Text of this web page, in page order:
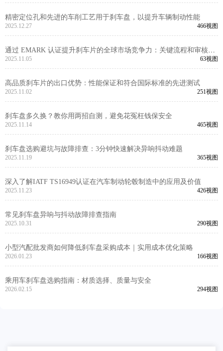
精密定位孔和先进的车削工艺用于刹车盘，以提升车辆制动性能
2025.12.27 466视图
通过 EMARK 认证提升刹车片的全球市场竞争力：关键流程和审核洞
察
2025.11.05 63视图
高品质刹车片的出口优势：性能保证和符合国际标准的先进测试
2025.11.02 251视图
刹车盘多久换？教你用两招自测，避免花冤枉钱保安全
2025.11.14 465视图
刹车盘选购避坑与故障排查：3分钟快速解决异响抖动难题
2025.11.19 365视图
深入了解IATF TS16949认证在汽车制动轮毂制造中的应用及价值
2025.11.23 426视图
常见刹车盘异响与抖动故障排查指南
2025.10.31 290视图
小型汽配批发商如何降低刹车盘采购成本｜实用成本优化策略
2026.01.23 166视图
乘用车刹车盘选购指南：材质选择、质量与安全
2026.02.15 294视图